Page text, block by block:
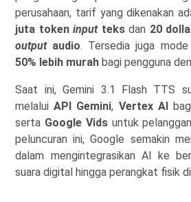
perusahaan, tarif yang dikenakan
juta tokeninputteksdan 20
outputaudio. Tersedia juga mode
50% lebih murah bagi pengguna
Saat ini, Gemini 3.1 Flash TTS
melaluiAPI Gemini, Vertex AI
serta Google Vidsuntuk
peluncuran ini, Google semakin
dalam mengintegrasikan AI ke
suara digital hingga perangkat fisik